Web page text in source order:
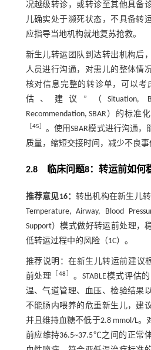
况越级转诊，或转诊至其他具备
儿确实处于濒死状态，不具备转
应指导当地机构就地复苏抢救。
新生儿转运团队到达转出机构后
人员进行沟通，对患儿的整体情
核对信息完整的转诊单，可以考
估、建议”（Situation,
Recommendation, SBAR）的标
45
。使用SBAR模式进行沟通
质量，缩短交接时间，减少不良
2.8 临床问题8：转运前如何
推荐意见16： 转出机构在新生儿转
Temperature, Airway, Blood
Support）模式做好转运前处理，
低转运过程中的风险（1C）。
推荐说明：在新生儿转运前建议
前处理
［48
。STABLE模式评估
温、气道管理、血压、检验结果
不能肠内喂养的危重新生儿，建
并且维持血糖不低于2.8 mmol/L
前应维持36.5~37.5℃之间的正常